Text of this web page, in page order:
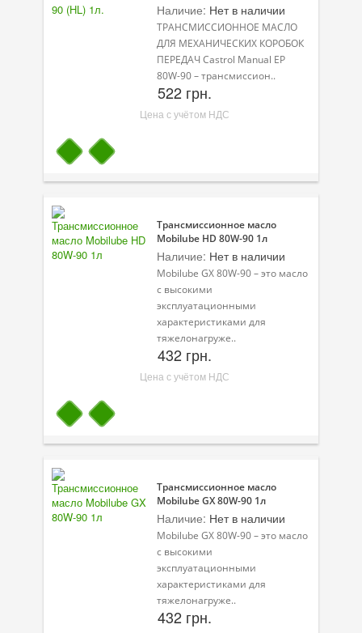
Наличие: Нет в наличии
ТРАНСМИССИОННОЕ МАСЛО
ДЛЯ МЕХАНИЧЕСКИХ КОРОБОК
ПЕРЕДАЧ Castrol Manual EP
80W-90 – трансмиссион..
522 грн.
Цена с учётом НДС
Трансмиссионное масло
Mobilube HD 80W-90 1л
Наличие: Нет в наличии
Mobilube GX 80W-90 – это масло
с высокими
эксплуатационными
характеристиками для
тяжелонагруже..
432 грн.
Цена с учётом НДС
Трансмиссионное масло
Mobilube GX 80W-90 1л
Наличие: Нет в наличии
Mobilube GX 80W-90 – это масло
с высокими
эксплуатационными
характеристиками для
тяжелонагруже..
432 грн.